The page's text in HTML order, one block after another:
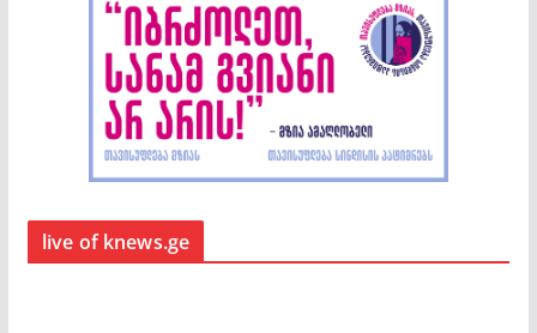
live of knews.ge